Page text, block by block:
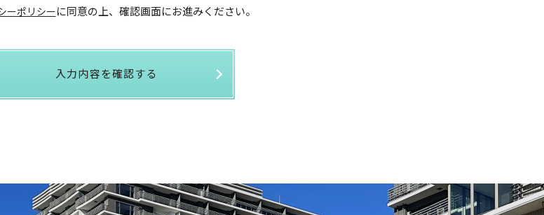
ーポリシーに同意の上、 確認画面にお進みください。
入力内容を確認する